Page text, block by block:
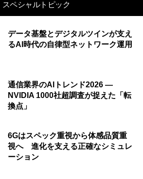
スペシャルトピック
データ基盤とデジタルツインが支え
るAI時代の自律型ネットワーク運用
通信業界のAIトレンド2026 ―
NVIDIA 1000社超調査が捉えた「転
換点」
6Gはスペック重視から体感品質重
視へ 進化を支える正確なシミュレ
ーション